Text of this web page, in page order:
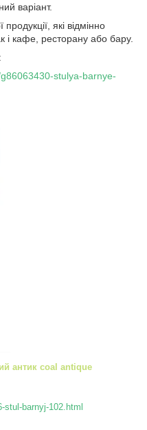
варіант.
які відмінно
і кафе, ресторану або бару.
stulya-barnye-
антик coal antique
stul-barnyj-102.html